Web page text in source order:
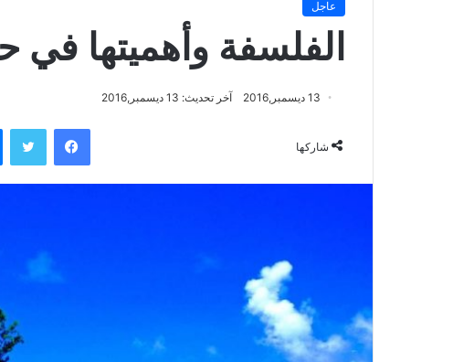
عاجل
الفلسفة وأهميتها في
13 ديسمبر,2016 آخر تحديث: 13 ديسمبر,2016
شاركها
فيسبوك